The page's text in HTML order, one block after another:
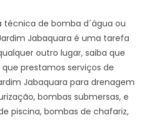
técnica de bomba d´água ou
Jabaquara é uma tarefa
outro lugar, saiba que
prestamos serviços de
Jabaquara para drenagem
bombas submersas, e
piscina, bombas de chafariz,